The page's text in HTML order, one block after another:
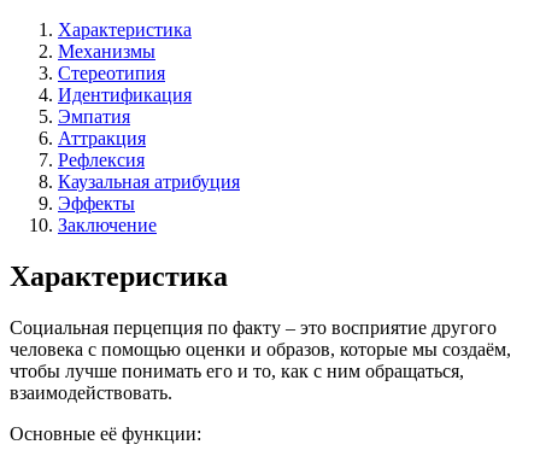
Характеристика
Механизмы
Стереотипия
Идентификация
Эмпатия
Аттракция
Рефлексия
Каузальная атрибуция
Эффекты
Заключение
Характеристика
Социальная перцепция по факту – это восприятие другого
человека с помощью оценки и образов, которые мы создаём,
чтобы лучше понимать его и то, как с ним обращаться,
взаимодействовать.
Основные её функции: